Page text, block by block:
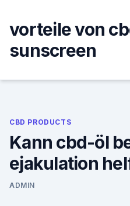
content
vorteile von
sunscreen
CBD PRODUCTS
Kann cbd-öl
ejakulation
ADMIN